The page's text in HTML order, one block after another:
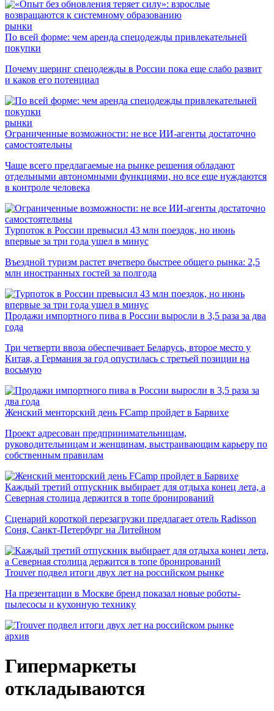
рынки
По всей форме: чем аренда спецодежды привлекательней
покупки
Почему шеринг спецодежды в России пока еще слабо развит
и каков его потенциал
рынки
Ограниченные возможности: не все ИИ-агенты достаточно
самостоятельны
Чаще всего предлагаемые на рынке решения обладают
отдельными автономными функциями, но все еще нуждаются
в контроле человека
Турпоток в России превысил 43 млн поездок, но июнь
впервые за три года ушел в минус
Въездной туризм растет вчетверо быстрее общего рынка: 2,5
млн иностранных гостей за полгода
Продажи импортного пива в России выросли в 3,5 раза за два
года
Три четверти ввоза обеспечивает Беларусь, второе место у
Китая, а Германия за год опустилась с третьей позиции на
восьмую
Женский менторский день FCamp пройдет в Барвихе
Проект адресован предпринимательницам,
руководительницам и женщинам, выстраивающим карьеру по
собственным правилам
Каждый третий отпускник выбирает для отдыха конец лета, а
Северная столица держится в топе бронирований
Сценарий короткой перезагрузки предлагает отель Radisson
Соня, Санкт-Петербург на Литейном
Trouver подвел итоги двух лет на российском рынке
На презентации в Москве бренд показал новые роботы-
пылесосы и кухонную технику
архив
Гипермаркеты
откладываются